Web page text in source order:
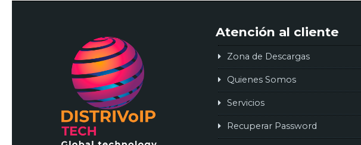
Atención al cliente
Zona de Descargas
Quienes Somos
Servicios
Recuperar Password